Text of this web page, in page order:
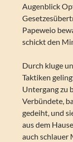
Augenblick
Papeweio
schickt den
Durch kluge
Taktiken
Untergang zu
Verbündete,
gedeiht, und
aus dem
auch schlauer